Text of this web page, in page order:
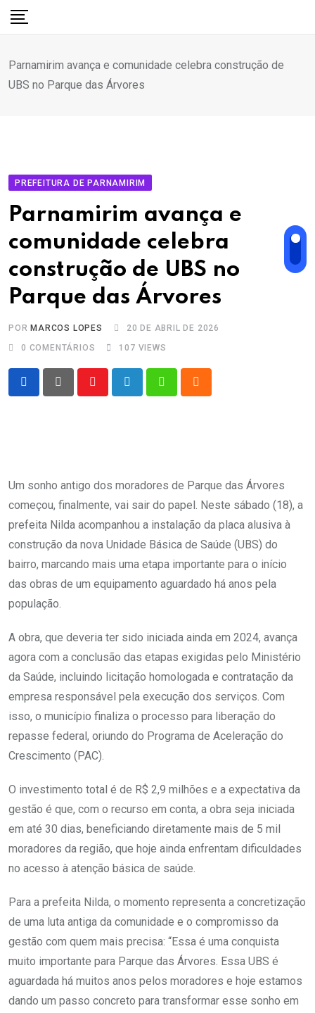
para
conteúdo
Parnamirim avança e comunidade celebra construção de
UBS no Parque das Árvores
PREFEITURA DE PARNAMIRIM
Parnamirim avança e
comunidade celebra
construção de UBS no
Parque das Árvores
POR MARCOS LOPES
20 DE ABRIL DE 2026
0 COMENTÁRIOS 107 VIEWS
Um sonho antigo dos moradores de Parque das Árvores
começou, finalmente, vai sair do papel. Neste sábado (18), a
prefeita Nilda acompanhou a instalação da placa alusiva à
construção da nova Unidade Básica de Saúde (UBS) do
bairro, marcando mais uma etapa importante para o início
das obras de um equipamento aguardado há anos pela
população.
A obra, que deveria ter sido iniciada ainda em 2024, avança
agora com a conclusão das etapas exigidas pelo Ministério
da Saúde, incluindo licitação homologada e contratação da
empresa responsável pela execução dos serviços. Com
isso, o município finaliza o processo para liberação do
repasse federal, oriundo do Programa de Aceleração do
Crescimento (PAC).
O investimento total é de R$ 2,9 milhões e a expectativa da
gestão é que, com o recurso em conta, a obra seja iniciada
em até 30 dias, beneficiando diretamente mais de 5 mil
moradores da região, que hoje ainda enfrentam dificuldades
no acesso à atenção básica de saúde.
Para a prefeita Nilda, o momento representa a concretização
de uma luta antiga da comunidade e o compromisso da
gestão com quem mais precisa: “Essa é uma conquista
muito importante para Parque das Árvores. Essa UBS é
aguardada há muitos anos pelos moradores e hoje estamos
dando um passo concreto para transformar esse sonho em